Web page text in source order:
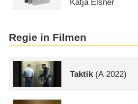
Katja Elsner
Regie in Filmen
Taktik (A 2022)